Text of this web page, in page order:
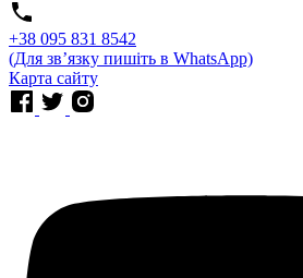
⁨+38 095 831 8542⁩
(Для звʼязку пишіть в WhatsApp)
Карта сайту